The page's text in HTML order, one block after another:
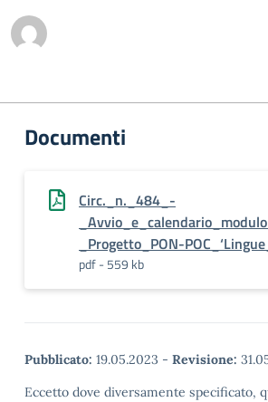
Documenti
Circ._n._484_-
_Progetto_PON-
pdf - 559 kb
Pubblicato: 19.05.2023 - Revisione:
Eccetto dove diversamente specificato,